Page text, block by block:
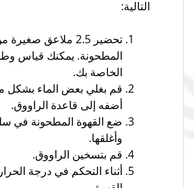
التالية:
تحضير 2.5 ملاعق
المطحونة. يمكنك قياس
الخاصة بك.
قم بغلي بعض الماء بشكل
أضفه إلى قاعدة الراووق.
ضع القهوة المطحونة في
وأغلقها.
قم بتسخين الراووق.
أثناء التحكم في درجة